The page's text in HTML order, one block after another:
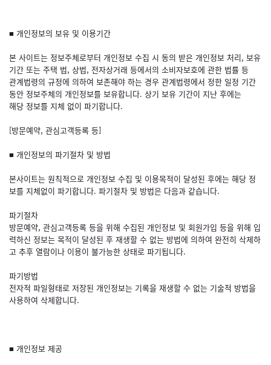
■ 개인정보의 보유 및 이용기간
본 사이트는 정보주체로부터 개인정보 수집 시 동의 받은 개인정보 처리, 보유
기간 또는 주택 법, 상법, 전자상거래 등에서의 소비자보호에 관한 법률 등
관계법령의 규정에 의하여 보존해야 하는 경우 관계법령에서 정한 일정 기간
동안 정보주체의 개인정보를 보유합니다. 상기 보유 기간이 지난 후에는
해당 정보를 지체 없이 파기합니다.
[방문예약, 관심고객등록 등]
■ 개인정보의 파기절차 및 방법
본사이트는 원칙적으로 개인정보 수집 및 이용목적이 달성된 후에는 해당 정
보를 지체없이 파기합니다. 파기절차 및 방법은 다음과 같습니다.
파기절차
방문예약, 관심고객등록 등을 위해 수집된 개인정보 및 회원가입 등을 위해 입
력하신 정보는 목적이 달성된 후 재생할 수 없는 방법에 의하여 완전히 삭제하
고 추후 열람이나 이용이 불가능한 상태로 파기됩니다.
파기방법
전자적 파일형태로 저장된 개인정보는 기록을 재생할 수 없는 기술적 방법을
사용하여 삭제합니다.
■ 개인정보 제공